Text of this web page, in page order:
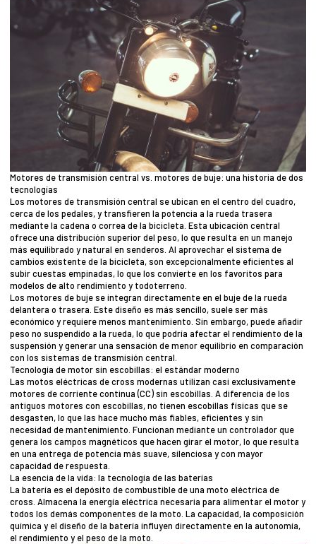
Motores de transmisión central vs. motores de buje: una historia de dos
tecnologías
Los motores de transmisión central se ubican en el centro del cuadro,
cerca de los pedales, y transfieren la potencia a la rueda trasera
mediante la cadena o correa de la bicicleta. Esta ubicación central
ofrece una distribución superior del peso, lo que resulta en un manejo
más equilibrado y natural en senderos. Al aprovechar el sistema de
cambios existente de la bicicleta, son excepcionalmente eficientes al
subir cuestas empinadas, lo que los convierte en los favoritos para
modelos de alto rendimiento y todoterreno.
Los motores de buje se integran directamente en el buje de la rueda
delantera o trasera. Este diseño es más sencillo, suele ser más
económico y requiere menos mantenimiento. Sin embargo, puede añadir
peso no suspendido a la rueda, lo que podría afectar el rendimiento de la
suspensión y generar una sensación de menor equilibrio en comparación
con los sistemas de transmisión central.
Tecnología de motor sin escobillas: el estándar moderno
Las motos eléctricas de cross modernas utilizan casi exclusivamente
motores de corriente continua (CC) sin escobillas. A diferencia de los
antiguos motores con escobillas, no tienen escobillas físicas que se
desgasten, lo que las hace mucho más fiables, eficientes y sin
necesidad de mantenimiento. Funcionan mediante un controlador que
genera los campos magnéticos que hacen girar el motor, lo que resulta
en una entrega de potencia más suave, silenciosa y con mayor
capacidad de respuesta.
La esencia de la vida: la tecnología de las baterías
La batería es el depósito de combustible de una moto eléctrica de
cross. Almacena la energía eléctrica necesaria para alimentar el motor y
todos los demás componentes de la moto. La capacidad, la composición
química y el diseño de la batería influyen directamente en la autonomía,
el rendimiento y el peso de la moto.